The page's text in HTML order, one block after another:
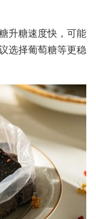
升糖速度快，可能
选择葡萄糖等更稳